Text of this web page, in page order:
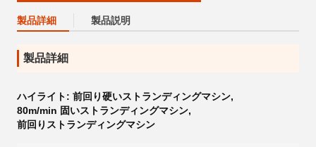
製品詳細 製品説明
製品詳細
ハイライト: 前回り硬いストランディングマシン,
80m/min 固いストランディングマシン,
前回りストランディングマシン